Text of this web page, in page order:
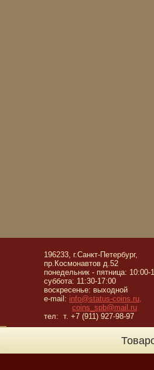
196233, г.Санкт-Петербург,
пр.Космонавтов д.52
понедельник - пятница: 10:00-
суббота: 11:30-17:00
воскресенье: выходной
e-mail: info@status-coins.ru,
coins_spb@mail.ru
тел: т. +7 (911) 927-98-97